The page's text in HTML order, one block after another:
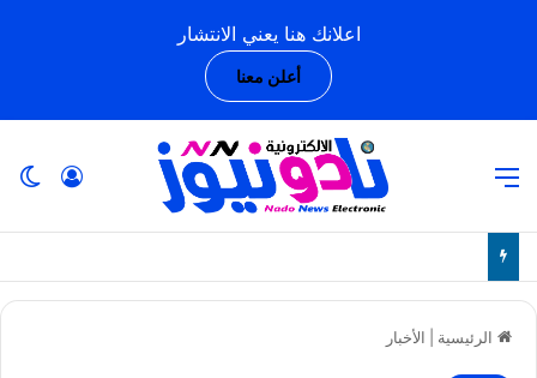
اعلانك هنا يعني الانتشار
أعلن معنا
الرئيسية الأخبار